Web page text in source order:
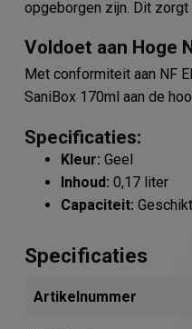
opgeborgen zijn. Dit
Voldoet aan Hoge
Met conformiteit aan NF
SaniBox 170ml aan de
Specificaties:
Kleur: Geel
Inhoud: 0,17 liter
Capaciteit:
Specificaties
Artikelnummer